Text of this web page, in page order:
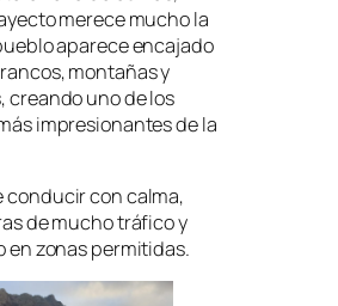
merece mucho la
aparece encajado
montañas y
creando uno de los
impresionantes de la
conducir con calma,
de mucho tráfico y
en zonas permitidas.